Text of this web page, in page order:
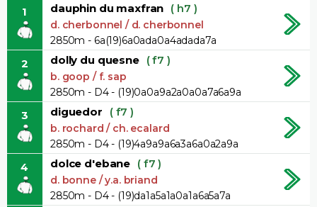
1
dauphin du maxfran ( h7 )
d. cherbonnel / d. cherbonnel
2850m - 6a(19)6a0ada0a4adada7a
2 dolly du quesne ( f7 )
b. goop / f. sap
2850m - D4 - (19)0a0a9a2a0a0a7a6a9a
3 diguedor ( f7 )
b. rochard / ch. ecalard
2850m - D4 - (19)4a9a9a6a3a6a0a2a9a
4 dolce d'ebane ( f7 )
d. bonne / y.a. briand
2850m - D4 - (19)da1a5a1a0a1a6a5a7a